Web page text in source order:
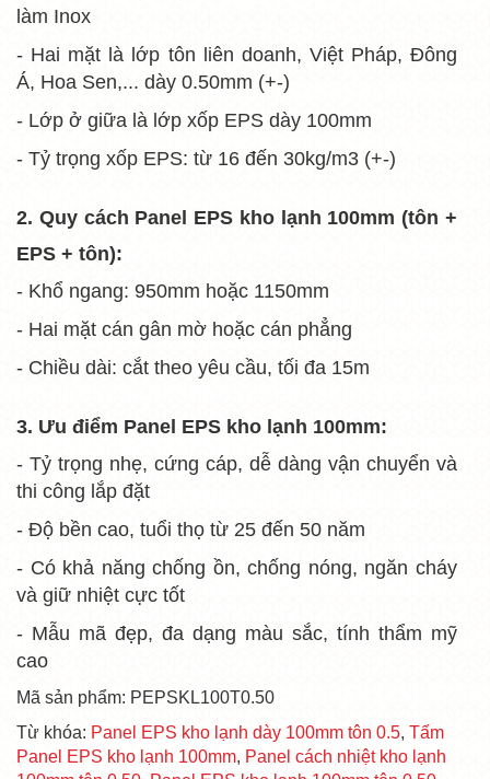
làm Inox
- Hai mặt là lớp tôn liên doanh, Việt Pháp, Đông
Á, Hoa Sen,... dày 0.50mm (+-)
- Lớp ở giữa là lớp xốp EPS dày 100mm
- Tỷ trọng xốp EPS: từ 16 đến 30kg/m3 (+-)
2. Quy cách Panel EPS kho lạnh 100mm (tôn +
EPS + tôn):
- Khổ ngang: 950mm hoặc 1150mm
- Hai mặt cán gân mờ hoặc cán phẳng
- Chiều dài: cắt theo yêu cầu, tối đa 15m
3. Ưu điểm Panel EPS kho lạnh 100mm:
- Tỷ trọng nhẹ, cứng cáp, dễ dàng vận chuyển và
thi công lắp đặt
- Độ bền cao, tuổi thọ từ 25 đến 50 năm
- Có khả năng chống ồn, chống nóng, ngăn cháy
và giữ nhiệt cực tốt
- Mẫu mã đẹp, đa dạng màu sắc, tính thẩm mỹ
cao
Mã sản phẩm: PEPSKL100T0.50
Từ khóa: Panel EPS kho lạnh dày 100mm tôn 0.5, Tấm
Panel EPS kho lạnh 100mm, Panel cách nhiệt kho lạnh